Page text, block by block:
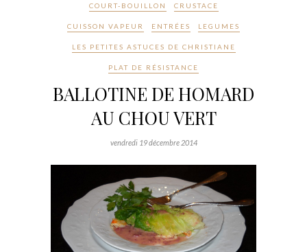
COURT-BOUILLON CRUSTACE
CUISSON VAPEUR ENTRÉES LEGUMES
LES PETITES ASTUCES DE CHRISTIANE
PLAT DE RÉSISTANCE
BALLOTINE DE HOMARD
AU CHOU VERT
vendredi 19 décembre 2014